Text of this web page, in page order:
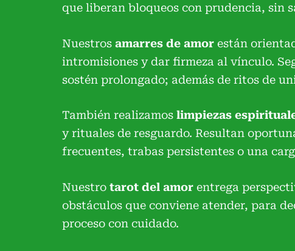
que liberan bloqueos con prudencia, sin
Nuestros amarres de amor están
intromisiones y dar firmeza al vínculo.
sostén prolongado; además de ritos de
También realizamos limpiezas
y rituales de resguardo. Resultan
frecuentes, trabas persistentes o una
Nuestro tarot del amor entrega
obstáculos que conviene atender, para
proceso con cuidado.